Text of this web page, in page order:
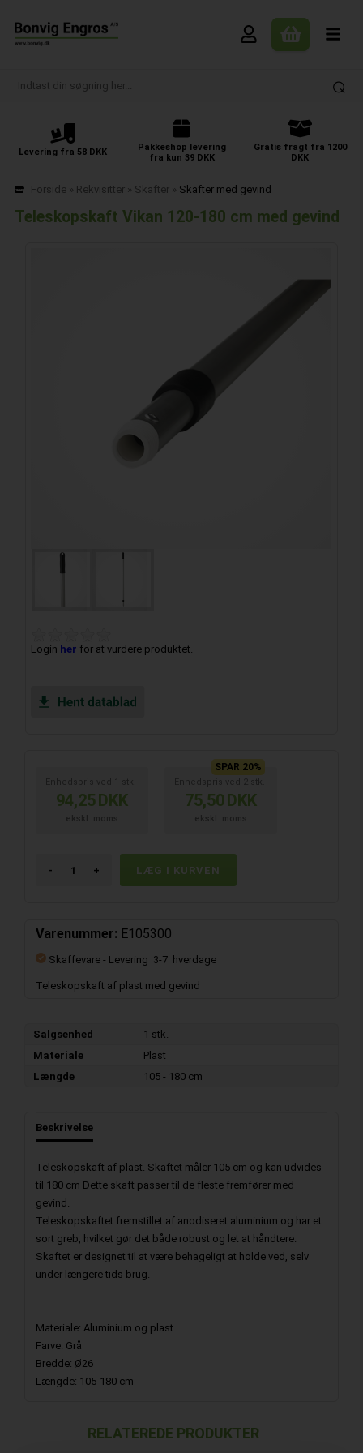
Levering fra 58 DKK
Pakkeshop levering
fra kun 39 DKK
Gratis fragt fra 1200
DKK
Forside» Rekvisitter» Skafter» Skafter med gevind
Teleskopskaft Vikan 120-180 cm med gevind
Login her for at vurdere produktet.
94,25DKK
SPAR 20%
75,50DKK
- +
Varenummer: E105300
Skaffevare- Levering 3-7 hverdage
Teleskopskaft af plast med gevind
Salgsenhed
1 stk.
Materiale
Plast
Længde
105 - 180 cm
Beskrivelse
Teleskopskaft af plast. Skaftet måler 105 cm og kan udvides
til 180 cm Dette skaft passer til de fleste fremfører med
gevind.
Teleskopskaftet fremstillet af anodiseret aluminium og har et
sort greb, hvilket gør det både robust og let at håndtere.
Skaftet er designet til at være behageligt at holde ved, selv
under længere tids brug.
Materiale: Aluminium og plast
Farve: Grå
Bredde: Ø26
Længde: 105-180 cm
RELATEREDE PRODUKTER